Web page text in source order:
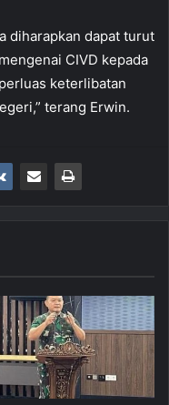
diharapkan dapat turut
CIVD kepada
keterlibatan
terang Erwin.